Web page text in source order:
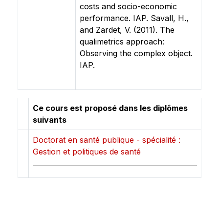
costs and socio-economic
performance. IAP. Savall, H.,
and Zardet, V. (2011). The
qualimetrics approach:
Observing the complex object.
IAP.
Ce cours est proposé dans les diplômes
suivants
Doctorat en santé publique - spécialité :
Gestion et politiques de santé